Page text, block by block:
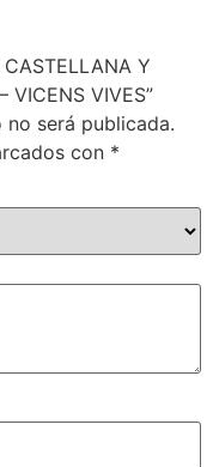
Y
VICENS VIVES”
será publicada.
con *